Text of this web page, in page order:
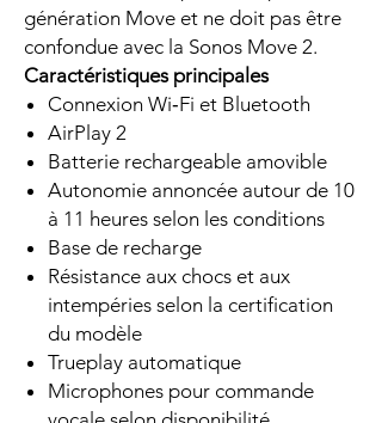
génération Move et ne doit pas être
confondue avec la Sonos Move 2.
Caractéristiques principales
Connexion Wi‑Fi et Bluetooth
AirPlay 2
Batterie rechargeable amovible
Autonomie annoncée autour de 10
à 11 heures selon les conditions
Base de recharge
Résistance aux chocs et aux
intempéries selon la certification
du modèle
Trueplay automatique
Microphones pour commande